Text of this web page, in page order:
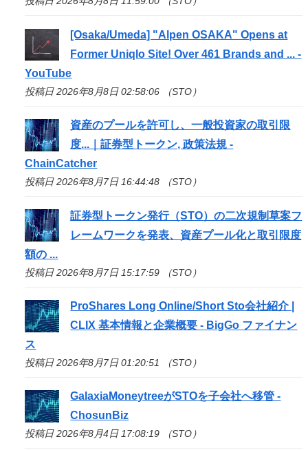
[Osaka/Umeda] "Alpen OSAKA" Opens at
Former Uniqlo Site! Over 461 Brands and ... -
YouTube
投稿日 2026年8月8日 02:58:06 （STO）
資産のプールを許可し、一般投資家の取引限
度...｜証券型トークン, 政策法規 -
ChainCatcher
投稿日 2026年8月7日 16:44:48 （STO）
証券型トークン発行（STO）の二次規制草案フ
レームワークを発表、資産プール化と取引限度
額の ...
投稿日 2026年8月7日 15:17:59 （STO）
ProShares Long Online/ShortSto会社紹介 |
CLIX 基本情報と企業概要 - BigGo ファイナン
ス
投稿日 2026年8月7日 01:20:51 （STO）
GalaxiaMoneytreeがSTOを子会社へ移管 -
ChosunBiz
投稿日 2026年8月4日 17:08:19 （STO）